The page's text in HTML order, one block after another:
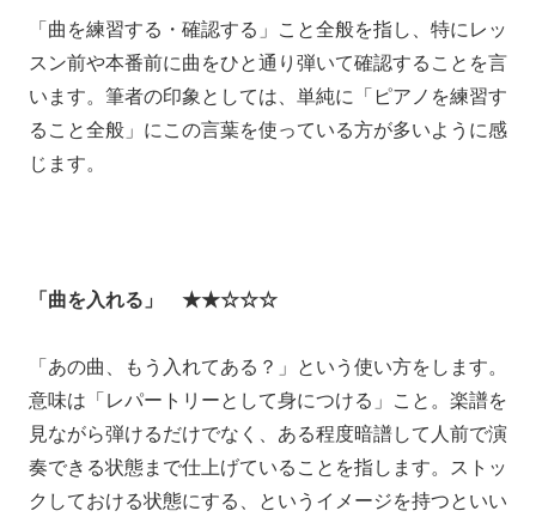
「曲を練習する・確認する」こと全般を指し、特にレッ
スン前や本番前に曲をひと通り弾いて確認することを言
います。筆者の印象としては、単純に「ピアノを練習す
ること全般」にこの言葉を使っている方が多いように感
じます。
「曲を入れる」 ★★☆☆☆
「あの曲、もう入れてある？」という使い方をします。
意味は「レパートリーとして身につける」こと。楽譜を
見ながら弾けるだけでなく、ある程度暗譜して人前で演
奏できる状態まで仕上げていることを指します。ストッ
クしておける状態にする、というイメージを持つといい